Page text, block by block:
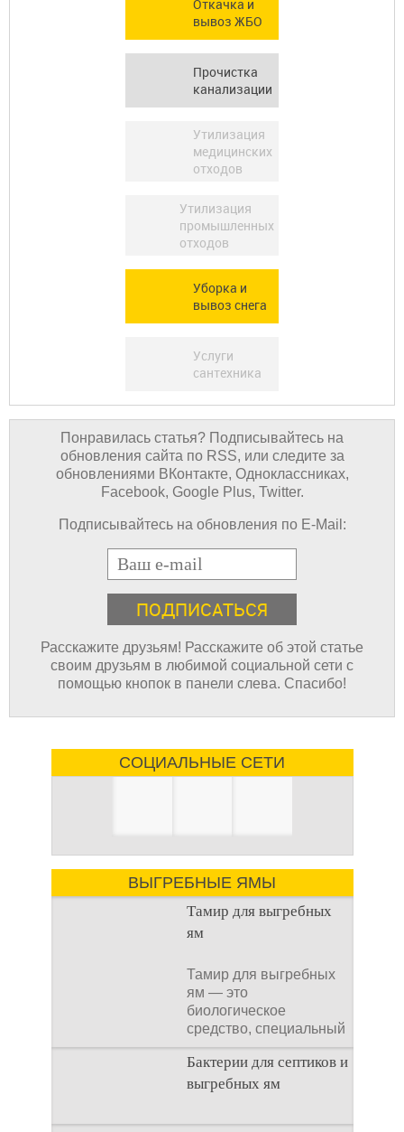
Откачка и
вывоз ЖБО
Прочистка
канализации
Утилизация
медицинских
отходов
Утилизация
промышленных
отходов
Уборка и
вывоз снега
Услуги
сантехника
Понравилась статья? Подписывайтесь на
обновления сайта по RSS, или следите за
обновлениями ВКонтакте, Одноклассниках,
Facebook, Google Plus, Twitter.
Подписывайтесь на обновления по E-Mail:
E-mail
Расскажите друзьям! Расскажите об этой статье
своим друзьям в любимой социальной сети с
помощью кнопок в панели слева. Спасибо!
СОЦИАЛЬНЫЕ СЕТИ
ВЫГРЕБНЫЕ ЯМЫ
Тамир для выгребных
ям
Тамир для выгребных
ям — это
биологическое
средство, специальный
концентрат, который
используется
Бактерии для септиков и
выгребных ям
Очистка